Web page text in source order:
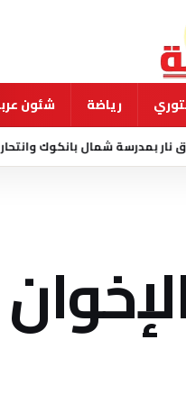
رياضة شئون